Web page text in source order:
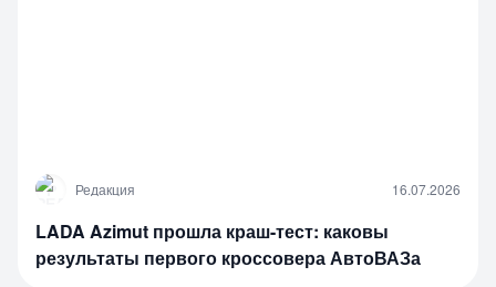
Р Редакция 16.07.2026
LADA Azimut прошла краш-тест: каковы
результаты первого кроссовера АвтоВАЗа